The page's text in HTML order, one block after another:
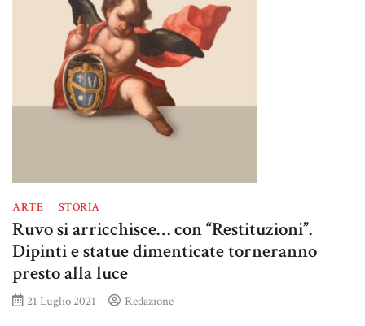
ARTE STORIA
Ruvo si arricchisce… con “Restituzioni”.
Dipinti e statue dimenticate torneranno
presto alla luce
21 Luglio 2021 Redazione